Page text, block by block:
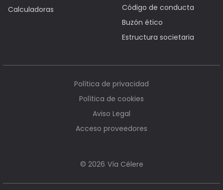
Calculadoras
Código de conducta
Buzón ético
Estructura societaria
© 2026 Vía Célere
Política de privacidad
Política de cookies
Aviso Legal
Acceso proveedores